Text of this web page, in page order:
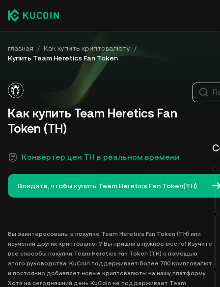
главная / Как купить криптовалюту /
Купить Team Heretics Fan Token
Как купить Team Heretics Fan
Token (TH)
Конвертер цен TH в реальном времени
Войдите, чтобы купить Team Heretics Fan Token(TH)
Вы заинтересованы в покупке Team Heretics Fan Token (TH) или
изучении других криптовалют? Вы пришли в нужное место! Изучите
все способы покупки Team Heretics Fan Token (TH) с помощью
этого руководства. KuCoin поддерживает более 700 криптовалют
и постоянно добавляет новые криптовалюты на нашу платформу.
Хотя на сегодняшний день KuCoin не поддерживает Team